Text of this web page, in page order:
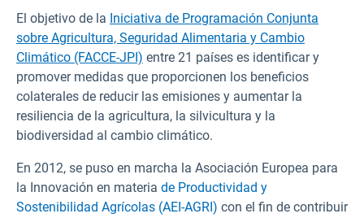
El objetivo de la Iniciativa de Programación Conjunta
sobre Agricultura, Seguridad Alimentaria y Cambio
Climático (FACCE-JPI) entre 21 países es identificar y
promover medidas que proporcionen los beneficios
colaterales de reducir las emisiones y aumentar la
resiliencia de la agricultura, la silvicultura y la
biodiversidad al cambio climático.
En 2012, se puso en marcha la Asociación Europea para
la Innovación en materia de Productividad y
Sostenibilidad Agrícolas (AEI-AGRI) con el fin de contribuir